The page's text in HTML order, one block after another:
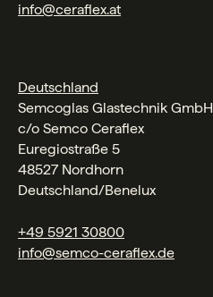
info@ceraflex.at
Deutschland
Semcoglas Glastechnik GmbH
c/o Semco Ceraflex
Euregiostraße 5
48527 Nordhorn
Deutschland/Benelux
+49 5921 30800
info@semco-ceraflex.de